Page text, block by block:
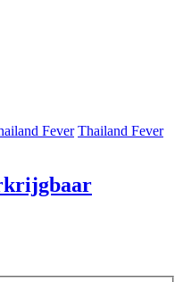
Fever Thailand Fever